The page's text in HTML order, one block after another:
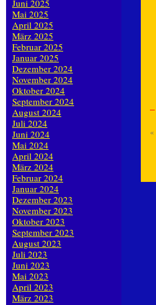
«
Juni 2025
Mai 2025
April 2025
März 2025
Februar 2025
Januar 2025
Dezember 2024
November 2024
Oktober 2024
September 2024
August 2024
Juli 2024
Juni 2024
Mai 2024
April 2024
März 2024
Februar 2024
Januar 2024
Dezember 2023
November 2023
Oktober 2023
September 2023
August 2023
Juli 2023
Juni 2023
Mai 2023
April 2023
März 2023